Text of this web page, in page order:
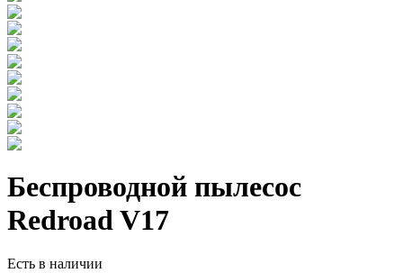
Доставка по РФ
Сервис и ремонт
Видеогалерея
Беспроводной пылесос
Redroad V17
Есть в наличии